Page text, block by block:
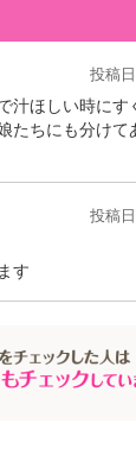
投稿
汁ほしい時にす
ちにも分けて
投稿
す